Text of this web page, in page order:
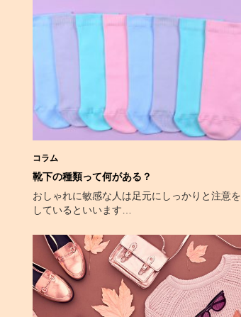
コラム
靴下の種類って何がある？
おしゃれに敏感な人は足元にしっかりと注意を
しているといいます…